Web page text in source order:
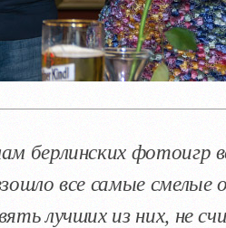
берлинских фотоигр
все самые
лучших из них, не